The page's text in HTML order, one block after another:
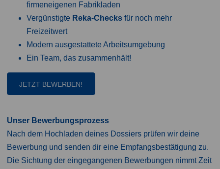
firmeneigenen Fabrikladen
Vergünstigte Reka-Checks für noch mehr
Freizeitwert
Modern ausgestattete Arbeitsumgebung
Ein Team, das zusammenhält!
JETZT BEWERBEN!
Unser Bewerbungsprozess
Nach dem Hochladen deines Dossiers prüfen wir deine
Bewerbung und senden dir eine Empfangsbestätigung zu.
Die Sichtung der eingegangenen Bewerbungen nimmt Zeit